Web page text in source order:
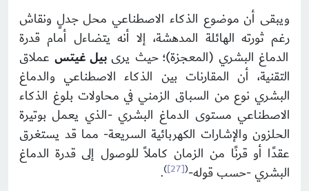
ويبقى أن موضوع الذكاء الاصطناعي محل جدلٍ ونقاش
رغم ثورته الهائلة المدهشة، إلا أنه يتضاءل أمام قدرة
الدماغ البشري (المعجزة)؛ حيث يرىبيل غيتس عملاق
التقنية، أن المقارنات بين الذكاء الاصطناعي والدماغ
البشري نوع من السباق الزمني في محاولات بلوغ الذكاء
الاصطناعي مستوى الدماغ البشري -الذي يعمل بوتيرة
الحلزون والإشارات الكهربائية السريعة- مما قد يستغرق
عقدًا أو قرنًا من الزمان كاملاً للوصول إلى قدرة الدماغ
البشري -حسب قوله-(
[27]
)
.